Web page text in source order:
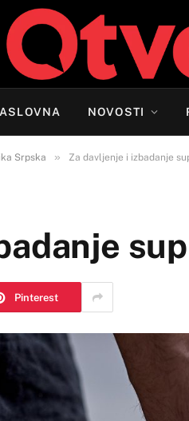
NOVOSTI
Srpska » Za davljenje i izbadanje
Pinterest